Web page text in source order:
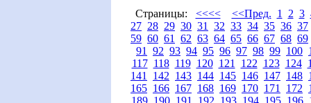
Страницы: <<<< <<Пред. 1 2 3
27 28 29 30 31 32 33 34 35 36 37
59 60 61 62 63 64 65 66 67 68 69
91
92 93 94 95 96 97 98 99 100
117 118 119 120 121 122 123 124
141
142 143 144 145 146 147 148
165 166 167 168 169 170 171 172
189 190 191 192 193 194 195 196